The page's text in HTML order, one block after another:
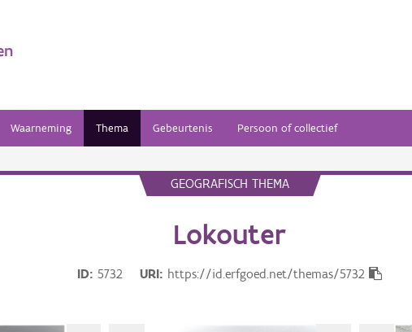
Waarneming Thema Gebeurtenis Persoon of collectief
GEOGRAFISCH THEMA
Lokouter
ID 5732 URI https://id.erfgoed.net/themas/5732